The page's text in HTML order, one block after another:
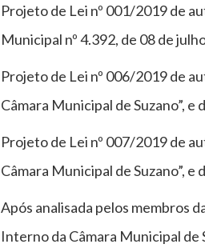
Projeto de Lei nº 001/2019 de
Municipal nº 4.392, de 08 de
Projeto de Lei nº 006/2019 de
Câmara Municipal de Suzano”,
Projeto de Lei nº 007/2019 de
Câmara Municipal de Suzano”,
Após analisada pelos membros
Interno da Câmara Municipal